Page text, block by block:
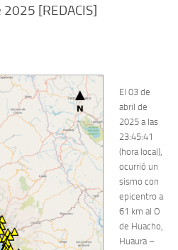
[REDACIS]
El 03 de
abril de
2025 a las
23:45:41
(hora local),
ocurrió un
sismo con
epicentro a
61 km al O
de Huacho,
Huaura –